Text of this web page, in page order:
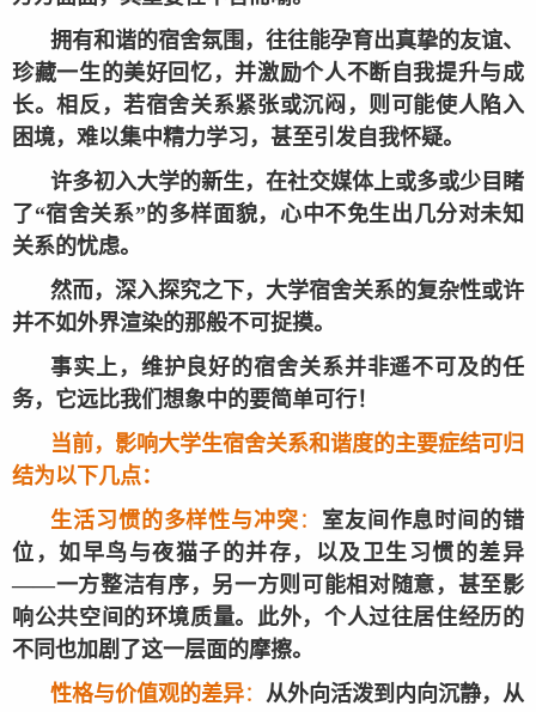
拥有和谐的宿舍氛围，往往能孕育出真挚的友谊、
珍藏一生的美好回忆，并激励个人不断自我提升与成
长。相反，若宿舍关系紧张或沉闷，则可能使人陷入
困境，难以集中精力学习，甚至引发自我怀疑。
许多初入大学的新生，在社交媒体上或多或少目睹
了“宿舍关系”的多样面貌，心中不免生出几分对未知
关系的忧虑。
然而，深入探究之下，大学宿舍关系的复杂性或许
并不如外界渲染的那般不可捉摸。
事实上，维护良好的宿舍关系并非遥不可及的任
务，它远比我们想象中的要简单可行！
当前，影响大学生宿舍关系和谐度的主要症结可归
结为以下几点：
生活习惯的多样性与冲突 ： 室友间作息时间的错
位，如早鸟与夜猫子的并存，以及卫生习惯的差异
——一方整洁有序，另一方则可能相对随意，甚至影
响公共空间的环境质量。此外，个人过往居住经历的
不同也加剧了这一层面的摩擦。
性格与价值观的差异： 从外向活泼到内向沉静，从